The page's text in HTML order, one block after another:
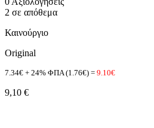
2 σε απόθεμα
Καινούργιο
Original
7.34€ + 24% ΦΠΑ (1.76€) = 9.10€
9,10 €